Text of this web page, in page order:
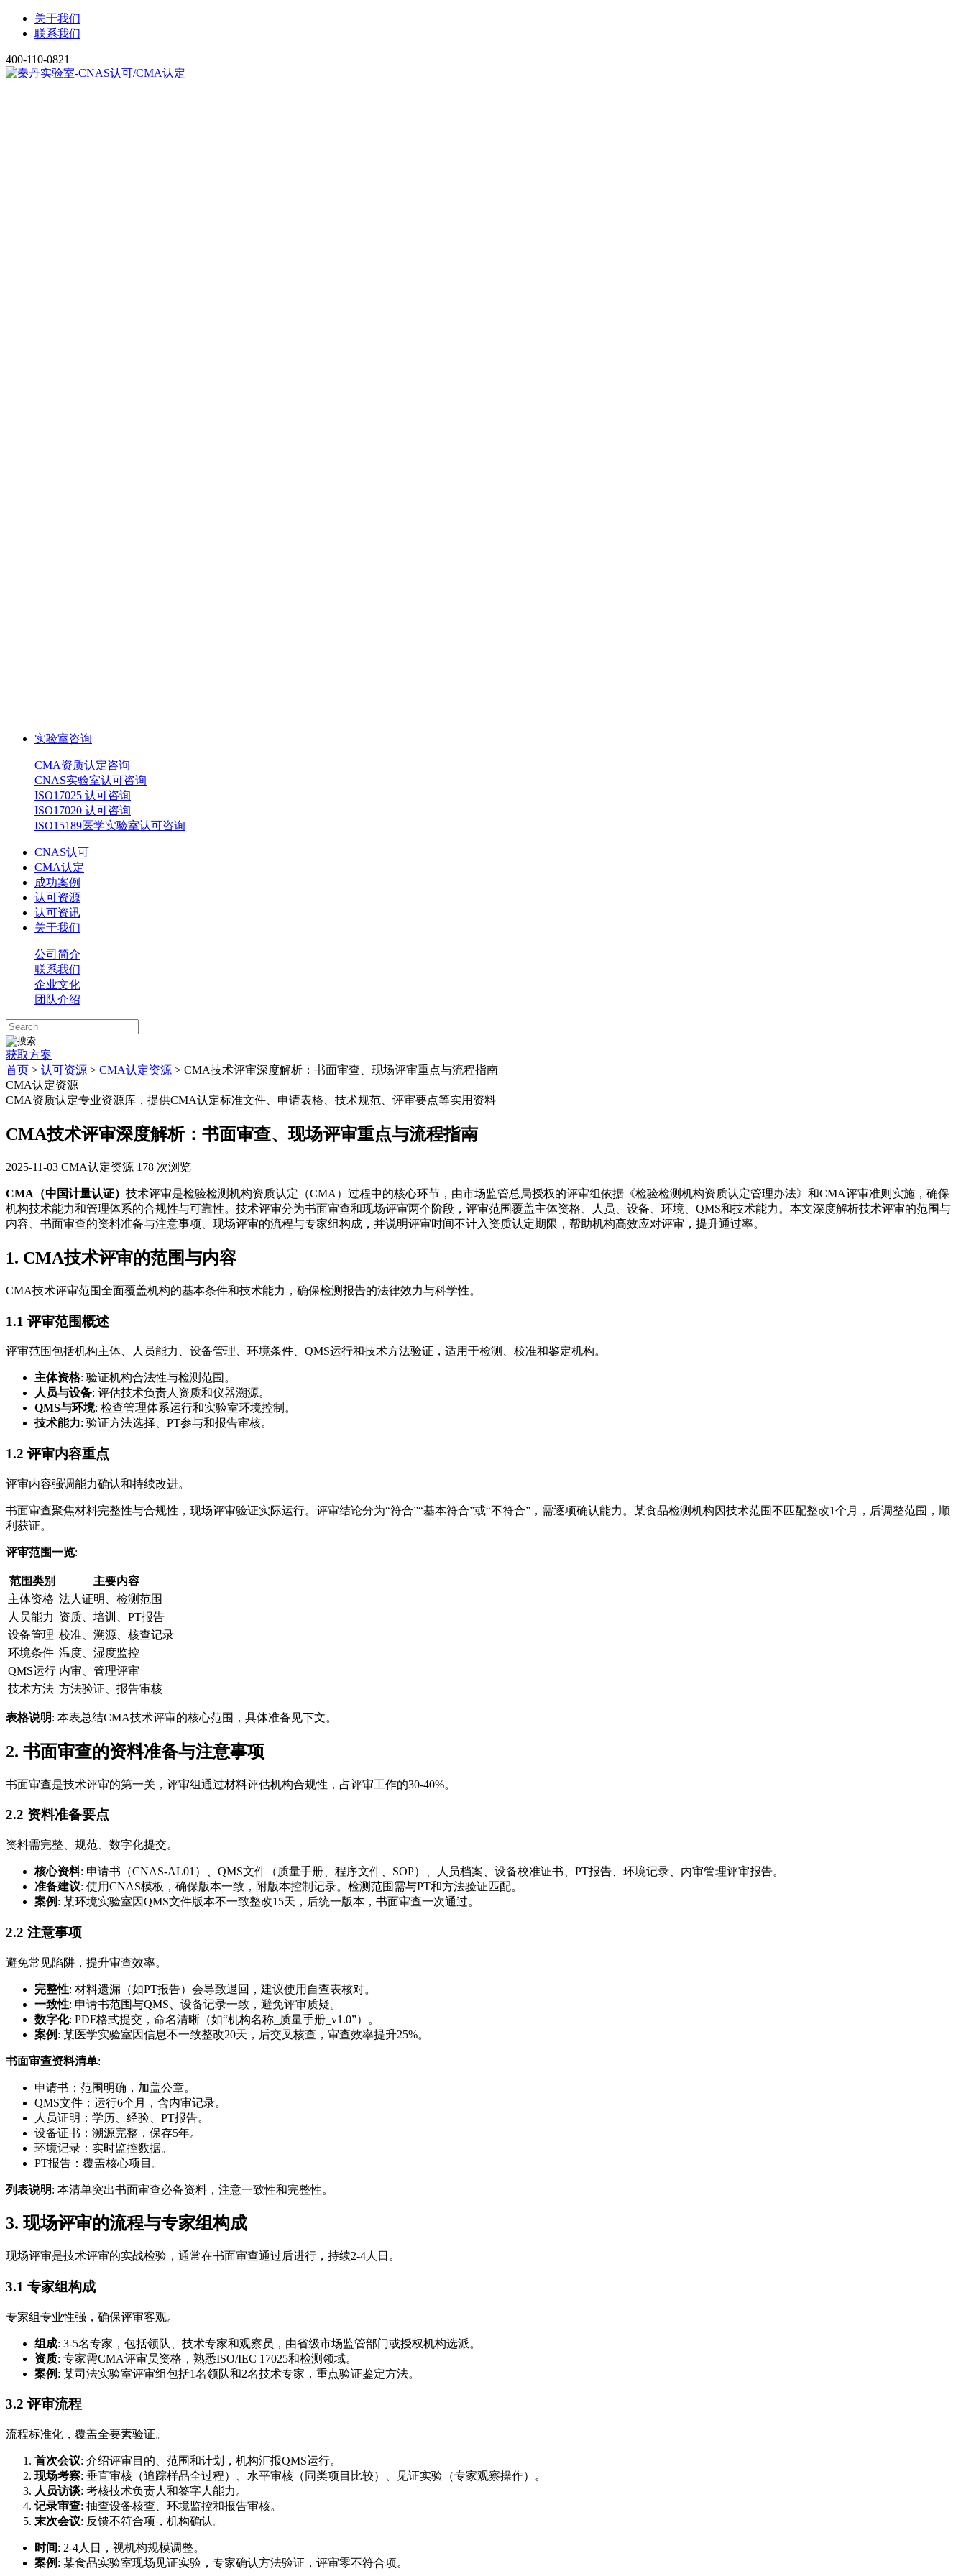
关于我们
联系我们
400-110-0821
实验室咨询
CMA资质认定咨询
CNAS实验室认可咨询
ISO17025 认可咨询
ISO17020 认可咨询
ISO15189医学实验室认可咨询
CNAS认可
CMA认定
成功案例
认可资源
认可资讯
关于我们
公司简介
联系我们
企业文化
团队介绍
获取方案
首页 > 认可资源 > CMA认定资源 > CMA技术评审深度解析：书面审查、现场评审重点与流程指南
CMA认定资源
CMA资质认定专业资源库，提供CMA认定标准文件、申请表格、技术规范、评审要点等实用资料
CMA技术评审深度解析：书面审查、现场评审重点与流程指南
2025-11-03 CMA认定资源 178 次浏览
CMA（中国计量认证） 技术评审是检验检测机构资质认定（CMA）过程中的核心环节，由市场监管总局授权的评审组依据《检验检测机构资质认定管理办法》和CMA评审准则实施，确保
机构技术能力和管理体系的合规性与可靠性。技术评审分为书面审查和现场评审两个阶段，评审范围覆盖主体资格、人员、设备、环境、QMS和技术能力。本文深度解析技术评审的范围与
内容、书面审查的资料准备与注意事项、现场评审的流程与专家组构成，并说明评审时间不计入资质认定期限，帮助机构高效应对评审，提升通过率。
1. CMA技术评审的范围与内容
CMA技术评审范围全面覆盖机构的基本条件和技术能力，确保检测报告的法律效力与科学性。
1.1 评审范围概述
评审范围包括机构主体、人员能力、设备管理、环境条件、QMS运行和技术方法验证，适用于检测、校准和鉴定机构。
主体资格: 验证机构合法性与检测范围。
人员与设备: 评估技术负责人资质和仪器溯源。
QMS与环境: 检查管理体系运行和实验室环境控制。
技术能力: 验证方法选择、PT参与和报告审核。
1.2 评审内容重点
评审内容强调能力确认和持续改进。
书面审查聚焦材料完整性与合规性，现场评审验证实际运行。评审结论分为“符合”“基本符合”或“不符合”，需逐项确认能力。某食品检测机构因技术范围不匹配整改1个月，后调整范围，顺
利获证。
评审范围一览:
范围类别
主要内容
主体资格 法人证明、检测范围
人员能力 资质、培训、PT报告
设备管理 校准、溯源、核查记录
环境条件 温度、湿度监控
QMS运行 内审、管理评审
技术方法 方法验证、报告审核
表格说明: 本表总结CMA技术评审的核心范围，具体准备见下文。
2. 书面审查的资料准备与注意事项
书面审查是技术评审的第一关，评审组通过材料评估机构合规性，占评审工作的30-40%。
2.2 资料准备要点
资料需完整、规范、数字化提交。
核心资料: 申请书（CNAS-AL01）、QMS文件（质量手册、程序文件、SOP）、人员档案、设备校准证书、PT报告、环境记录、内审管理评审报告。
准备建议: 使用CNAS模板，确保版本一致，附版本控制记录。检测范围需与PT和方法验证匹配。
案例 : 某环境实验室因QMS文件版本不一致整改15天，后统一版本，书面审查一次通过。
2.2 注意事项
避免常见陷阱，提升审查效率。
完整性: 材料遗漏（如PT报告）会导致退回，建议使用自查表核对。
一致性: 申请书范围与QMS、设备记录一致，避免评审质疑。
数字化: PDF格式提交，命名清晰（如“机构名称_质量手册_v1.0”）。
案例 : 某医学实验室因信息不一致整改20天，后交叉核查，审查效率提升25%。
书面审查资料清单:
申请书：范围明确，加盖公章。
QMS文件：运行6个月，含内审记录。
人员证明：学历、经验、PT报告。
设备证书：溯源完整，保存5年。
环境记录：实时监控数据。
PT报告：覆盖核心项目。
列表说明: 本清单突出书面审查必备资料，注意一致性和完整性。
3. 现场评审的流程与专家组构成
现场评审是技术评审的实战检验，通常在书面审查通过后进行，持续2-4人日。
3.1 专家组构成
专家组专业性强，确保评审客观。
组成: 3-5名专家，包括领队、技术专家和观察员，由省级市场监管部门或授权机构选派。
资质: 专家需CMA评审员资格，熟悉ISO/IEC 17025和检测领域。
案例 : 某司法实验室评审组包括1名领队和2名技术专家，重点验证鉴定方法。
3.2 评审流程
流程标准化，覆盖全要素验证。
首次会议: 介绍评审目的、范围和计划，机构汇报QMS运行。
现场考察: 垂直审核（追踪样品全过程）、水平审核（同类项目比较）、见证实验（专家观察操作）。
人员访谈: 考核技术负责人和签字人能力。
记录审查: 抽查设备核查、环境监控和报告审核。
末次会议: 反馈不符合项，机构确认。
时间: 2-4人日，视机构规模调整。
案例 : 某食品实验室现场见证实验，专家确认方法验证，评审零不符合项。